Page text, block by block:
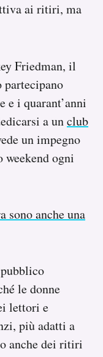
ai ritiri, ma
Friedman, il
e i quarant’anni
a unclub
un impegno
weekend ogni
sono anche una
le donne
lettori e
più adatti a
anche dei ritiri